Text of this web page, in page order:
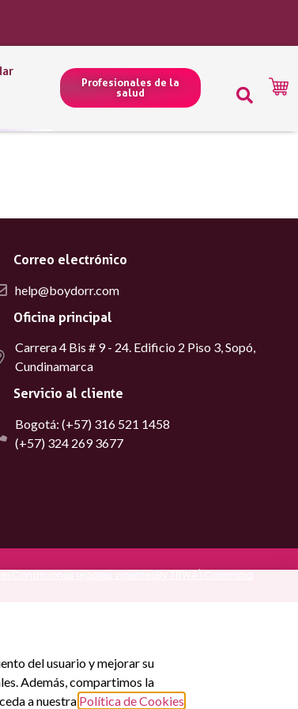
Profesionales de la
salud
Correo electrónico
help@boydorr.com
Oficina principal
Carrera 4 Bis # 9 - 24. Edificio 2 Piso 3, Sopó,
Cundinamarca
Servicio al cliente
Bogotá: (+57) 316 521 1458
(+57) 324 269 3677
del usuario y mejorar su
Además, compartimos la
a nuestra Política de Cookies